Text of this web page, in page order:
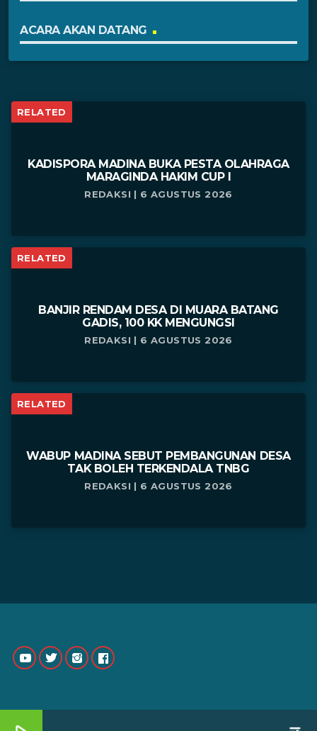
ACARA AKAN DATANG
RELATED
KADISPORA MADINA BUKA PESTA OLAHRAGA
MARAGINDA HAKIM CUP I
REDAKSI | 6 AGUSTUS 2026
RELATED
BANJIR RENDAM DESA DI MUARA BATANG
GADIS, 100 KK MENGUNGSI
REDAKSI | 6 AGUSTUS 2026
RELATED
WABUP MADINA SEBUT PEMBANGUNAN DESA
TAK BOLEH TERKENDALA TNBG
REDAKSI | 6 AGUSTUS 2026